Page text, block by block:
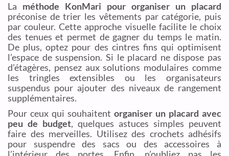
La méthode KonMari pour organiser un placard
préconise de trier les vêtements par catégorie, puis
par couleur. Cette approche visuelle facilite le choix
des tenues et permet de gagner du temps le matin.
De plus, optez pour des cintres fins qui optimisent
l’espace de suspension. Si le placard ne dispose pas
d’étagères, pensez aux solutions modulaires comme
les tringles extensibles ou les organisateurs
suspendus pour ajouter des niveaux de rangement
supplémentaires.
Pour ceux qui souhaitent organiser un placard avec
peu de budget, quelques astuces simples peuvent
faire des merveilles. Utilisez des crochets adhésifs
pour suspendre des sacs ou des accessoires à